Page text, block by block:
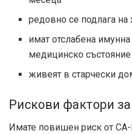
редовно се подлага на
имат отслабена
медицинско състояние
живеят в старчески
Рискови фактори
Имате повишен риск от CA-